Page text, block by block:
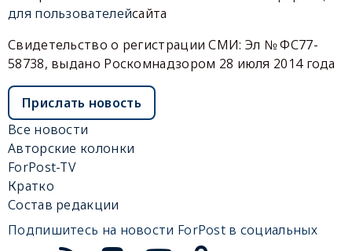
для пользователейсайта
Свидетельство о регистрации СМИ: Эл № ФС77-
58738, выдано Роскомнадзором 28 июля 2014 года
Прислать новость
Все новости
Авторские колонки
ForPost-TV
Кратко
Состав редакции
Подпишитесь на новости ForPost в социальных